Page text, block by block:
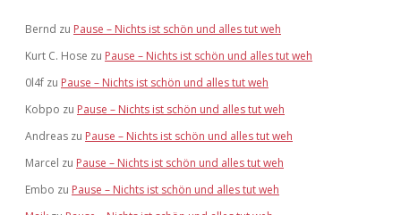
Bernd zu Pause – Nichts ist schön und alles tut weh
Kurt C. Hose zu Pause – Nichts ist schön und alles tut weh
0l4f zu Pause – Nichts ist schön und alles tut weh
Kobpo zu Pause – Nichts ist schön und alles tut weh
Andreas zu Pause – Nichts ist schön und alles tut weh
Marcel zu Pause – Nichts ist schön und alles tut weh
Embo zu Pause – Nichts ist schön und alles tut weh